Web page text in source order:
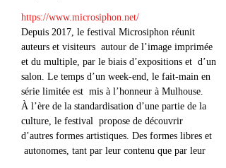
https://www.microsiphon.net/
Depuis 2017, le festival Microsiphon réunit
auteurs et visiteurs  autour de l’image imprimée
et du multiple, par le biais d’expositions et  d’un
salon. Le temps d’un week-end, le fait-main en
série limitée est  mis à l’honneur à Mulhouse.
À l’ère de la standardisation d’une partie de la
culture, le festival  propose de découvrir
d’autres formes artistiques. Des formes libres et
autonomes, tant par leur contenu que par leur